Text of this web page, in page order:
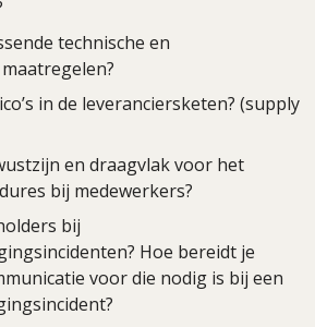
technische en
in de leveranciersketen? (supply
en draagvlak voor het
bij medewerkers?
bij
Hoe bereidt je
voor die nodig is bij een